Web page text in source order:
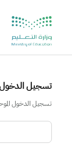
تسجيل الدخول
تسجيل الدخول